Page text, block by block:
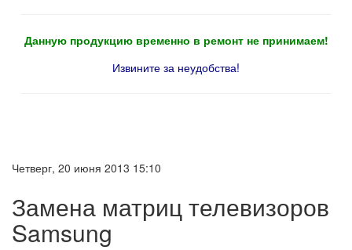
Данную продукцию временно в ремонт не принимаем!
Извините за неудобства!
Четверг, 20 июня 2013 15:10
Замена матриц телевизоров
Samsung